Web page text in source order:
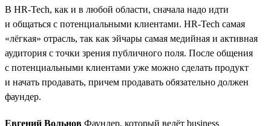
В HR-Tech, как и в любой области, сначала надо идти
и общаться с потенциальными клиентами. HR-Tech самая
«лёгкая» отрасль, так как эйчары самая медийная и активная
аудитория с точки зрения публичного поля. После общения
с потенциальными клиентами уже можно сделать продукт
и начать продавать, причем продавать обязательно должен
фаундер.
Евгений Вольнов Фаундер, который ведёт business